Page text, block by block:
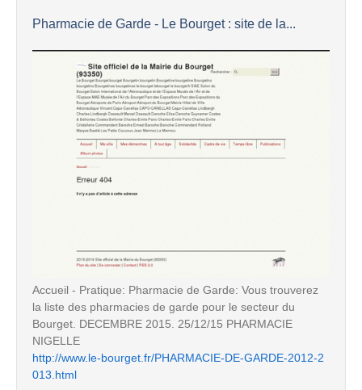
Pharmacie de Garde - Le Bourget : site de la...
Accueil - Pratique: Pharmacie de Garde: Vous trouverez
la liste des pharmacies de garde pour le secteur du
Bourget. DECEMBRE 2015. 25/12/15 PHARMACIE
NIGELLE
http://www.le-bourget.fr/PHARMACIE-DE-GARDE-2012-2
013.html